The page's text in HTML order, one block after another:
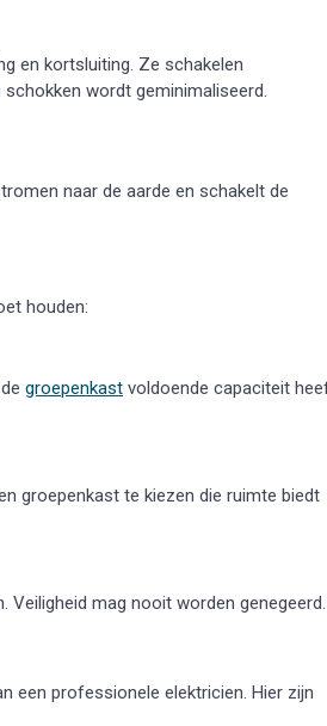
en kortsluiting. Ze schakelen
wordt geminimaliseerd.
naar de aarde en schakelt de
houden:
groepenkast voldoende capaciteit
groepenkast te kiezen die ruimte biedt
Veiligheid mag nooit worden genegeerd.
een professionele elektricien. Hier zijn